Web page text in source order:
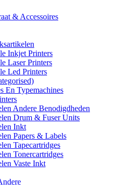
& Accessoires
Inkjet Printers
Laser Printers
Led Printers
En Typemachines
Andere Benodigdheden
Drum & Fuser Units
Inkt
Papers & Labels
Tapecartridges
Tonercartridges
Vaste Inkt